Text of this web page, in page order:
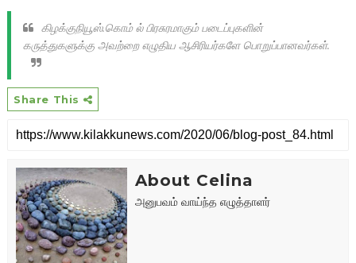
கிழக்குநியூஸ்.கொம் ல் பிரசுரமாகும் படைப்புகளின்
கருத்துகளுக்கு அவற்றை எழுதிய ஆசிரியர்களே பொறுப்பானவர்கள்.
Share This
About Celina
அனுபவம் வாய்ந்த எழுத்தாளர்